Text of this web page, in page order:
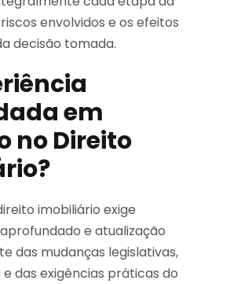
envolvidos e os efeitos
decisão tomada.
em
no Direito
imobiliário exige
e atualização
das mudanças legislativas,
das exigências práticas do